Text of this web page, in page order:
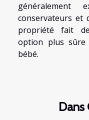
généralement
conservateurs et
propriété fait
option plus
bébé.
Dans